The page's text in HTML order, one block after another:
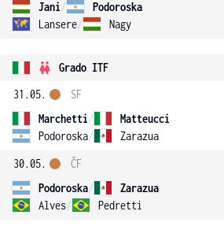
Jani/
Podoroska
Lansere/ Nagy
Grado ITF
31.05.
Marchetti/
Matteucci
Podoroska/ Zarazua
SF
30.05.
Podoroska/
Zarazua
Alves/ Pedretti
ČF